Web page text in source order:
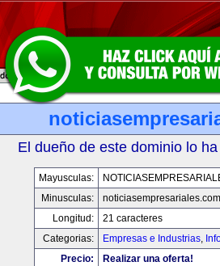
El dueño de este dominio lo
Mayusculas:
Minusculas:
noticiasempresariales.com
Longitud:
21 caracteres
Categorias:
Empresas e Industrias,
Precio:
Realizar una oferta!